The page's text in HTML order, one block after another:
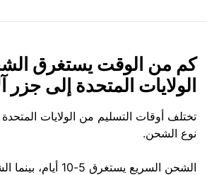
كم من الوقت يستغرق
الولايات المتحدة إلى جزر
تختلف أوقات التسليم من الولايات
نوع الشحن.
الشحن السريع يستغرق 5-